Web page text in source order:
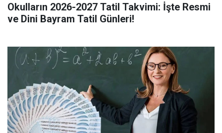
Okulların 2026-2027 Tatil Takvimi: İşte Resmi
ve Dini Bayram Tatil Günleri!